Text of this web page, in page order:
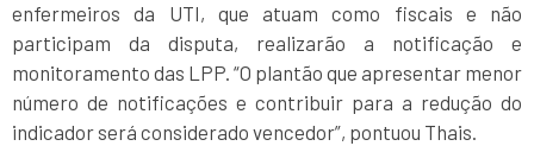
enfermeiros da UTI, que atuam como fiscais e não
participam da disputa, realizarão a notificação e
monitoramento das LPP. “O plantão que apresentar menor
número de notificações e contribuir para a redução do
indicador será considerado vencedor”, pontuou Thais.